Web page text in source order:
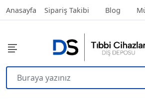
Anasayfa Sipariş Takibi Blog